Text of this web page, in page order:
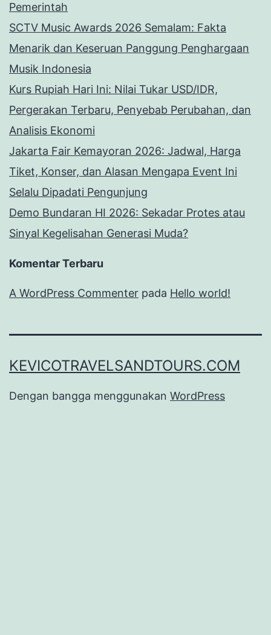
Pemerintah
SCTV Music Awards 2026 Semalam: Fakta
Menarik dan Keseruan Panggung Penghargaan
Musik Indonesia
Kurs Rupiah Hari Ini: Nilai Tukar USD/IDR,
Pergerakan Terbaru, Penyebab Perubahan, dan
Analisis Ekonomi
Jakarta Fair Kemayoran 2026: Jadwal, Harga
Tiket, Konser, dan Alasan Mengapa Event Ini
Selalu Dipadati Pengunjung
Demo Bundaran HI 2026: Sekadar Protes atau
Sinyal Kegelisahan Generasi Muda?
Komentar Terbaru
A WordPress Commenter pada Hello world!
KEVICOTRAVELSANDTOURS.COM
Dengan bangga menggunakan WordPress